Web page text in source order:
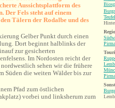
Aussichtsplattform des
Der Fels steht auf einem
Tälern der Rodalbe und des
Gelber Punkt durch einen
Dort beginnt halblinks der
zur gesicherten
Im Nordosten reicht der
sehen wir die frühere
Süden die weiten Wälder bis zur
Pfad zum östlichen
vorbei und linksherum zum